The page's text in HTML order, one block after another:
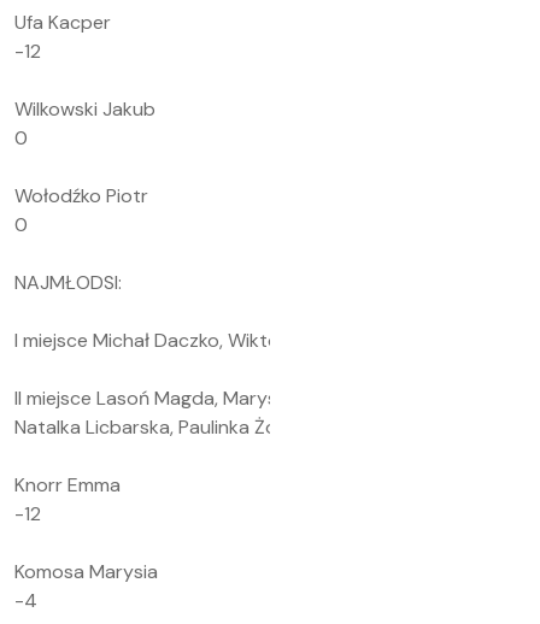
Ufa Kacper
-12
Wilkowski Jakub
0
Wołodźko Piotr
0
NAJMŁODSI:
I miejsce Michał Daczko, Wiktoria Flisikowska
II miejsce Lasoń Magda, Marysia Komosa, Dominika Rodek,
Natalka Licbarska, Paulinka Żołopa
Knorr Emma
-12
Komosa Marysia
-4